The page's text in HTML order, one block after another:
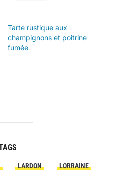
Tarte rustique aux
champignons et poitrine
fumée
LARDON
LORRAINE